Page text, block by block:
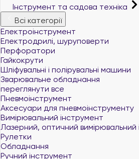
Інструмент та садова техніка
Всі категорії
Електроінструмент
Електродрилі, шуруповерти
Перфоратори
Гайкокрути
Шліфувальні і полірувальні машини
Зварювальне обладнання
переглянути все
Пневмоінструмент
Аксесуари для пневмоінструменту
Вимірювальний інструмент
Лазерний, оптичний вимірювальний
Рулетки
Обладнання
Ручний інструмент